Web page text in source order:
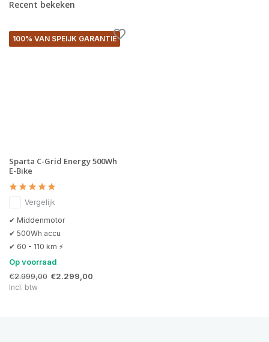
Recent bekeken
100% VAN SPEIJK GARANTIE
Sparta C-Grid Energy 500Wh
E-Bike
Vergelijk
✔ Middenmotor
✔ 500Wh accu
✔ 60 - 110 km ⚡
Op voorraad
€2.999,00 €2.299,00
Incl. btw